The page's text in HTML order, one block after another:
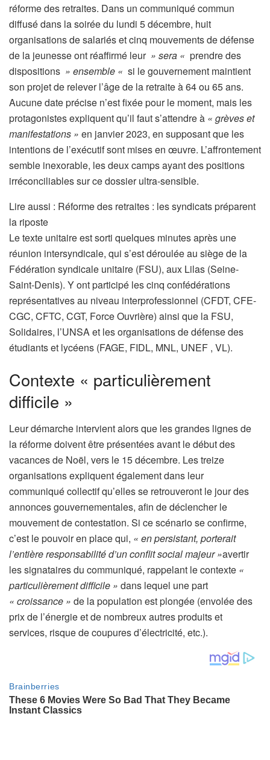
réforme des retraites. Dans un communiqué commun
diffusé dans la soirée du lundi 5 décembre, huit
organisations de salariés et cinq mouvements de défense
de la jeunesse ont réaffirmé leur » sera « prendre des
dispositions » ensemble « si le gouvernement maintient
son projet de relever l’âge de la retraite à 64 ou 65 ans.
Aucune date précise n’est fixée pour le moment, mais les
protagonistes expliquent qu’il faut s’attendre à « grèves et
manifestations » en janvier 2023, en supposant que les
intentions de l’exécutif sont mises en œuvre. L’affrontement
semble inexorable, les deux camps ayant des positions
irréconciliables sur ce dossier ultra-sensible.
Lire aussi : A
t
i
c
l
e
r
é
s
r
é
à
n
o
s
a
b
o
n
n
é
s
Réforme des retraites : les syndicats préparent
la riposte
Le texte unitaire est sorti quelques minutes après une
réunion intersyndicale, qui s’est déroulée au siège de la
Fédération syndicale unitaire (FSU), aux Lilas (Seine-
Saint-Denis). Y ont participé les cinq confédérations
représentatives au niveau interprofessionnel (CFDT, CFE-
CGC, CFTC, CGT, Force Ouvrière) ainsi que la FSU,
Solidaires, l’UNSA et les organisations de défense des
étudiants et lycéens (FAGE, FIDL, MNL, UNEF , VL).
Contexte « particulièrement
difficile »
Leur démarche intervient alors que les grandes lignes de
la réforme doivent être présentées avant le début des
vacances de Noël, vers le 15 décembre. Les treize
organisations expliquent également dans leur
communiqué collectif qu’elles se retrouveront le jour des
annonces gouvernementales, afin de déclencher le
mouvement de contestation. Si ce scénario se confirme,
c’est le pouvoir en place qui, « en persistant, porterait
l’entière responsabilité d’un conflit social majeur »avertir
les signataires du communiqué, rappelant le contexte «
particulièrement difficile » dans lequel une part
« croissance » de la population est plongée (envolée des
prix de l’énergie et de nombreux autres produits et
services, risque de coupures d’électricité, etc.).